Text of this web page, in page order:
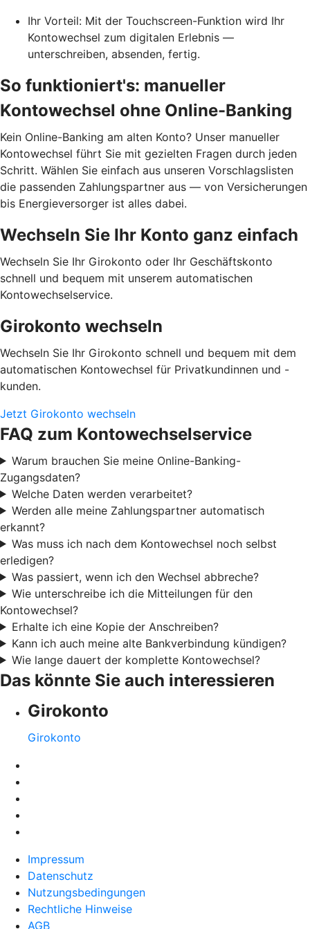
Ihr Vorteil: Mit der Touchscreen-Funktion wird Ihr
Kontowechsel zum digitalen Erlebnis —
unterschreiben, absenden, fertig.
So funktioniert's: manueller
Kontowechsel ohne Online-Banking
Kein Online-Banking am alten Konto? Unser manueller
Kontowechsel führt Sie mit gezielten Fragen durch jeden
Schritt. Wählen Sie einfach aus unseren Vorschlagslisten
die passenden Zahlungspartner aus — von Versicherungen
bis Energieversorger ist alles dabei.
Wechseln Sie Ihr Konto ganz einfach
Wechseln Sie Ihr Girokonto oder Ihr Geschäftskonto
schnell und bequem mit unserem automatischen
Kontowechselservice.
Girokonto wechseln
Wechseln Sie Ihr Girokonto schnell und bequem mit dem
automatischen Kontowechsel für Privatkundinnen und -
kunden.
Jetzt Girokonto wechseln
FAQ zum Kontowechselservice
Warum brauchen Sie meine Online-Banking-
Zugangsdaten?
Welche Daten werden verarbeitet?
Werden alle meine Zahlungspartner automatisch
erkannt?
Was muss ich nach dem Kontowechsel noch selbst
erledigen?
Was passiert, wenn ich den Wechsel abbreche?
Wie unterschreibe ich die Mitteilungen für den
Kontowechsel?
Erhalte ich eine Kopie der Anschreiben?
Kann ich auch meine alte Bankverbindung kündigen?
Wie lange dauert der komplette Kontowechsel?
Das könnte Sie auch interessieren
Girokonto
Girokonto
Impressum
Datenschutz
Nutzungsbedingungen
Rechtliche Hinweise
AGB